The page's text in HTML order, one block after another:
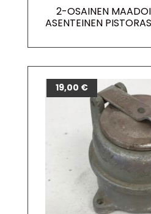
2-OSAINEN
ASENTEINEN
19,00 €